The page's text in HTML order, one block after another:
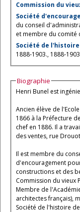
Commission du
Société
du conseil
et membre du comité
Société de
1888-1903., 1888-1903
Biographie
Henri Bunel est
Ancien élève de
1866 à la Préfecture
chef en 1886. Il a
des ventes, rue
Il est membre du
d'encouragement
constructions et des
Commission du vieux
Membre de
architectes français),
Société de l'histoire